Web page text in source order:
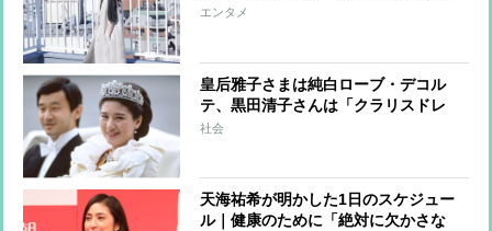
エンタメ
皇后雅子さまは純白ローブ・デコル
テ、黒田清子さんは「クラリスドレ
ス」と話題に 女性皇族の華麗な
社会
天海祐希が明かした1日のスケジュー
ル｜健康のために「絶対に欠かさな